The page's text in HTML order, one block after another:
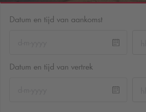
Datum en tijd van aankomst
Datum en tijd van vertrek